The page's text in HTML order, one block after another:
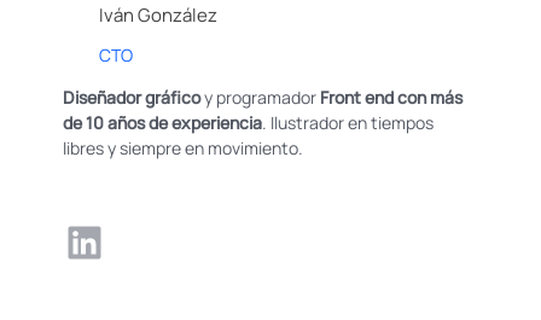
Iván González
CTO
Diseñador gráficoy programador Front end con más
de 10 años de experiencia. Ilustrador en tiempos
libres y siempre en movimiento.
LinkedIn